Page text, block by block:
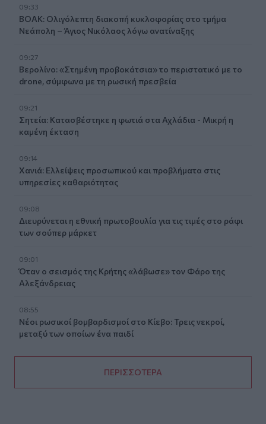
09:33
ΒΟΑΚ: Ολιγόλεπτη διακοπή κυκλοφορίας στο τμήμα
Νεάπολη – Άγιος Νικόλαος λόγω ανατίναξης
09:27
Βερολίνο: «Στημένη προβοκάτσια» το περιστατικό με το
drone, σύμφωνα με τη ρωσική πρεσβεία
09:21
Σητεία: Κατασβέστηκε η φωτιά στα Αχλάδια - Μικρή η
καμένη έκταση
09:14
Χανιά: Ελλείψεις προσωπικού και προβλήματα στις
υπηρεσίες καθαριότητας
09:08
Διευρύνεται η εθνική πρωτοβουλία για τις τιμές στο ράφι
των σούπερ μάρκετ
09:01
Όταν ο σεισμός της Κρήτης «λάβωσε» τον Φάρο της
Αλεξάνδρειας
08:55
Νέοι ρωσικοί βομβαρδισμοί στο Κίεβο: Τρεις νεκροί,
μεταξύ των οποίων ένα παιδί
ΠΕΡΙΣΣΟΤΕΡΑ